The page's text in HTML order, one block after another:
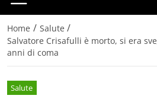
Home / Salute /
Salvatore Crisafulli è morto, si era
anni di coma
Salute